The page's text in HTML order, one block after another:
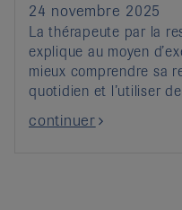
24 novembre 2025
La thérapeute par la
explique au moyen
mieux comprendre sa
quotidien et l’utiliser
continuer